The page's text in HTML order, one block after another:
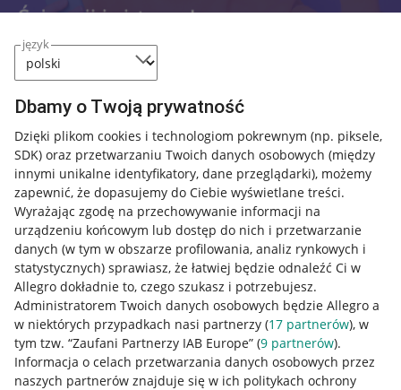
język
Dbamy o Twoją prywatność
Dzięki plikom cookies i technologiom pokrewnym (np. piksele,
SDK) oraz przetwarzaniu Twoich danych osobowych (między
innymi unikalne identyfikatory, dane przeglądarki), możemy
zapewnić, że dopasujemy do Ciebie wyświetlane treści.
Wyrażając zgodę na przechowywanie informacji na
urządzeniu końcowym lub dostęp do nich i przetwarzanie
danych (w tym w obszarze profilowania, analiz rynkowych i
statystycznych) sprawiasz, że łatwiej będzie odnaleźć Ci w
Allegro dokładnie to, czego szukasz i potrzebujesz.
Administratorem Twoich danych osobowych będzie Allegro a
w niektórych przypadkach nasi partnerzy (17 partnerów), w
tym tzw. “Zaufani Partnerzy IAB Europe” (9 partnerów).
Informacja o celach przetwarzania danych osobowych przez
naszych partnerów znajduje się w ich politykach ochrony
Przydatne informacje
Jak to działa
Napisz do nas
Allegro Gadane dla sprzedających
Allegro Gadane dla kupujących
Mapa miejscowości
Informacje prawne